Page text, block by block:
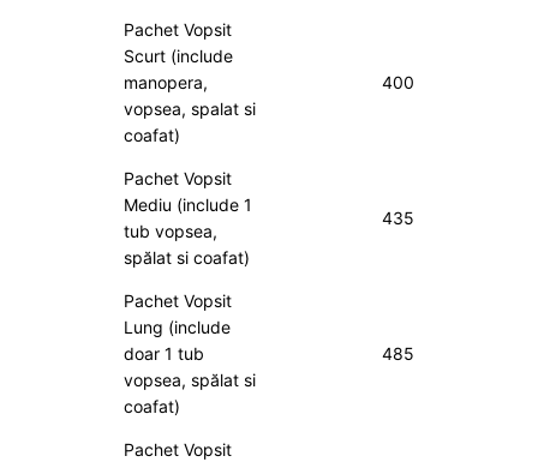
Pachet Vopsit
Scurt (include
manopera,
vopsea, spalat si
coafat)
400
Pachet Vopsit
Mediu (include 1
tub vopsea,
spălat si coafat)
435
Pachet Vopsit
Lung (include
doar 1 tub
vopsea, spălat si
coafat)
485
Pachet Vopsit